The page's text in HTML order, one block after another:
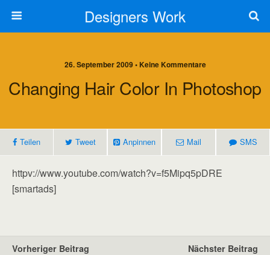
Designers Work
26. September 2009 • Keine Kommentare
Changing Hair Color In Photoshop
Teilen Tweet Anpinnen Mail SMS
httpv://www.youtube.com/watch?v=f5Mipq5pDRE
[smartads]
Vorheriger Beitrag Nächster Beitrag